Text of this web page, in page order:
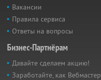
Вакансии
Правила сервиса
Ответы на вопросы
Бизнес-Партнёрам
Давайте сделаем акцию!
Заработайте, как Вебмастер